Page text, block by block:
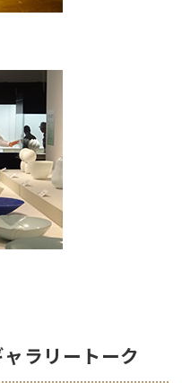
ラリートーク